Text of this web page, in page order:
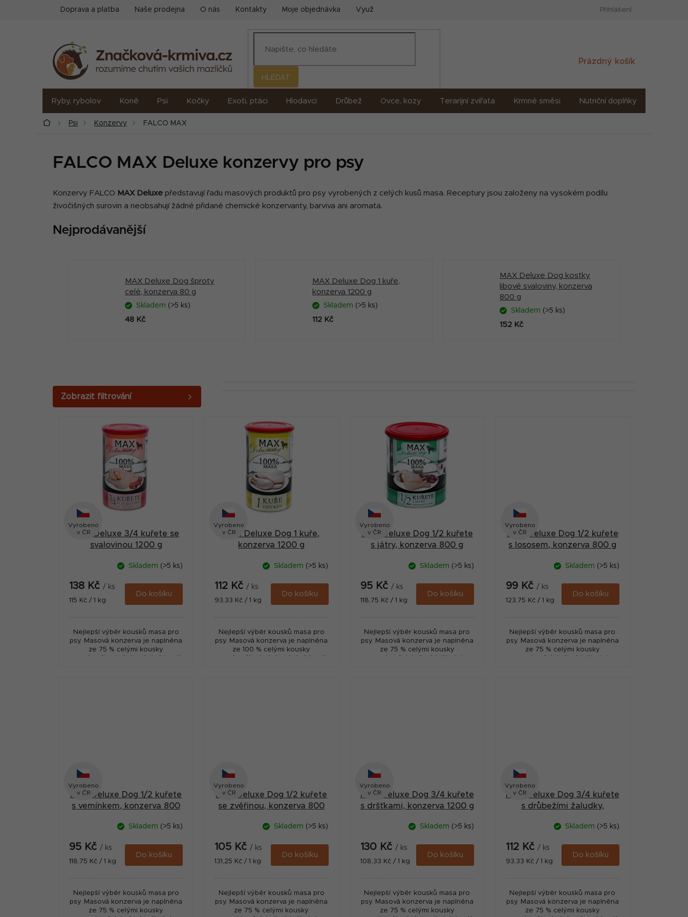
Doprava a platba Naše prodejna O nás Kontakty Moje objednávka Využití umělé inteligence (AI) Přihlášení
HLEDAT
Nákupní
Prázdný košík
Ryby, rybolov Koně Psi Kočky Exoti, ptáci Hlodavci Drůbež Ovce, kozy Terarijní zvířata Krmné směsi Nutriční doplňky
DomůPsi Konzervy FALCO MAX
FALCO MAX Deluxe konzervy pro psy
Konzervy FALCO MAX Deluxe představují řadu masových produktů pro psy vyrobených z celých kusů masa. Receptury jsou založeny na vysokém podílu
živočišných surovin a neobsahují žádné přidané chemické konzervanty, barviva ani aromata.
Nejprodávanější
MAX Deluxe Dog šproty
celé, konzerva 80 g
Skladem (>5 ks)
48 Kč
MAX Deluxe Dog 1 kuře,
konzerva 1200 g
Skladem (>5 ks)
112 Kč
MAX Deluxe Dog kostky
libové svaloviny, konzerva
800 g
Skladem (>5 ks)
152 Kč
o
Vyrobeno
v ČR
MAX Deluxe 3/4 kuřete se
svalovinou 1200 g
Skladem (>5 ks)
138 Kč / ks
Měrná
115 Kč / 1 kg
Do košíku
Nejlepší výběr kousků masa pro
psy. Masová konzerva je naplněna
ze 75 % celými kousky
Vyrobeno
v ČR
MAX Deluxe Dog 1 kuře,
konzerva 1200 g
Skladem (>5 ks)
112 Kč/ ks
Měrná
93,33 Kč / 1 kg
Do košíku
Nejlepší výběr kousků masa pro
psy. Masová konzerva je naplněna
ze 100 % celými kousky
Vyrobeno
v ČR
MAX Deluxe Dog 1/2 kuřete
s játry, konzerva 800 g
Skladem (>5 ks)
95 Kč / ks
Měrná
118,75 Kč / 1 kg
Do košíku
Nejlepší výběr kousků masa pro
psy. Masová konzerva je naplněna
ze 75 % celými kousky
Vyrobeno
v ČR
MAX Deluxe Dog 1/2 kuřete
s lososem, konzerva 800 g
Skladem (>5 ks)
99 Kč / ks
Měrná
123,75 Kč / 1 kg
Do košíku
Nejlepší výběr kousků masa pro
psy. Masová konzerva je naplněna
ze 75 % celými kousky
Vyrobeno
v ČR
MAX Deluxe Dog 1/2 kuřete
s vemínkem, konzerva 800
Skladem (>5 ks)
95 Kč / ks
Měrná
118,75 Kč / 1 kg
Do košíku
Nejlepší výběr kousků masa pro
psy. Masová konzerva je naplněna
ze 75 % celými kousky
Vyrobeno
v ČR
MAX Deluxe Dog 1/2 kuřete
se zvěřinou, konzerva 800
Skladem (>5 ks)
105 Kč / ks
Měrná
131,25 Kč / 1 kg
Do košíku
Nejlepší výběr kousků masa pro
psy. Masová konzerva je naplněna
ze 75 % celými kousky
Vyrobeno
v ČR
MAX Deluxe Dog 3/4 kuřete
s dršťkami, konzerva 1200 g
Skladem (>5 ks)
130 Kč / ks
Měrná
108,33 Kč / 1 kg
Do košíku
Nejlepší výběr kousků masa pro
psy. Masová konzerva je naplněna
ze 75 % celými kousky
Vyrobeno
v ČR
MAX Deluxe Dog 3/4 kuřete
s drůbežími žaludky,
Skladem (>5 ks)
112 Kč / ks
Měrná
93,33 Kč / 1 kg
Do košíku
Nejlepší výběr kousků masa pro
psy. Masová konzerva je naplněna
ze 75 % celými kousky